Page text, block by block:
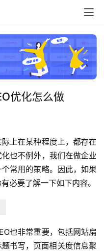
优化怎么做
上在某种程度上，都存在
也不例外，我们在做企业
常用的策略。因此，如果
必要了解一下如下内容。
也非常重要，包括网站扁
书写，页面相关度信息聚